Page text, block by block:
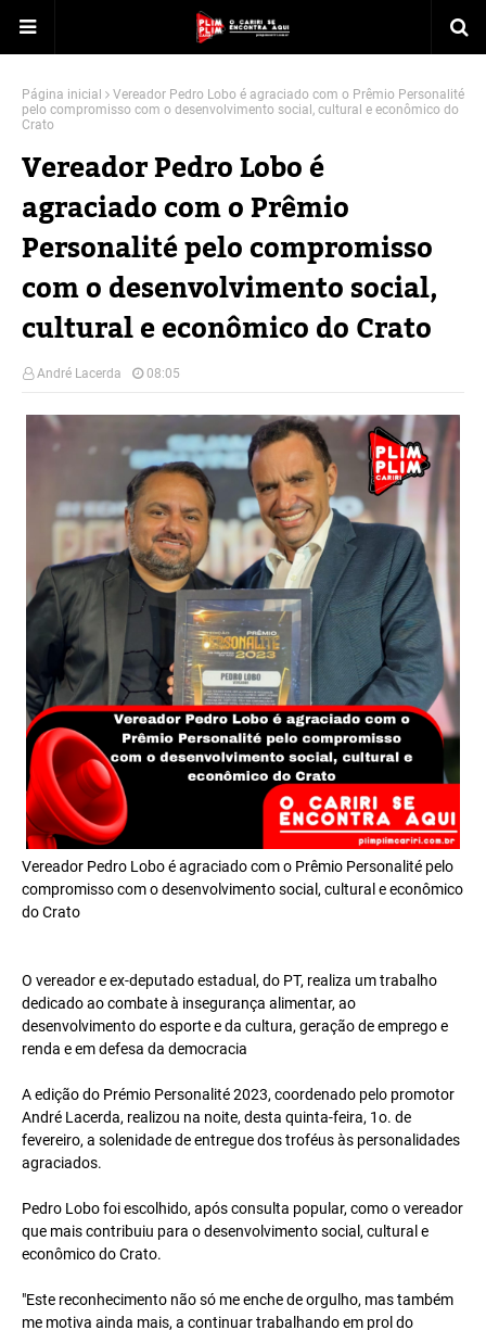
Página inicial
Vereador Pedro Lobo é agraciado com o Prêmio Personalité
pelo compromisso com o desenvolvimento social, cultural e econômico do
Crato
Vereador Pedro Lobo é
agraciado com o Prêmio
Personalité pelo compromisso
com o desenvolvimento social,
cultural e econômico do Crato
André Lacerda 08:05
Vereador Pedro Lobo é agraciado com o Prêmio Personalité pelo
compromisso com o desenvolvimento social, cultural e econômico
do Crato
O vereador e ex-deputado estadual, do PT, realiza um trabalho
dedicado ao combate à insegurança alimentar, ao
desenvolvimento do esporte e da cultura, geração de emprego e
renda e em defesa da democracia
A edição do Prémio Personalité 2023, coordenado pelo promotor
André Lacerda, realizou na noite, desta quinta-feira, 1o. de
fevereiro, a solenidade de entregue dos troféus às personalidades
agraciados.
Pedro Lobo foi escolhido, após consulta popular, como o vereador
que mais contribuiu para o desenvolvimento social, cultural e
econômico do Crato.
"Este reconhecimento não só me enche de orgulho, mas também
me motiva ainda mais, a continuar trabalhando em prol do